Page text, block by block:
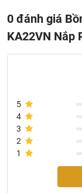
Thông số kỹ
0 đánh giá
KA22VN Nắp
5
4
3
2
1